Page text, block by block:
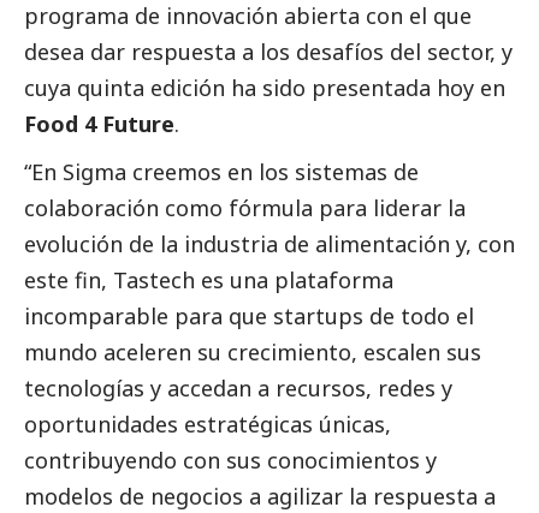
programa de innovación abierta con el que
desea dar respuesta a los desafíos del sector, y
cuya quinta edición ha sido presentada hoy en
Food 4 Future.
“En Sigma creemos en los sistemas de
colaboración como fórmula para liderar la
evolución de la industria de alimentación y, con
este fin, Tastech es una plataforma
incomparable para que startups de todo el
mundo aceleren su crecimiento, escalen sus
tecnologías y accedan a recursos, redes y
oportunidades estratégicas únicas,
contribuyendo con sus conocimientos y
modelos de negocios a agilizar la respuesta a